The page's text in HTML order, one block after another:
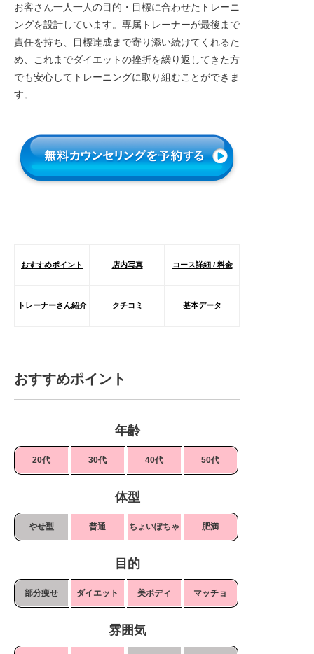
お客さん一人一人の目的・目標に合わせたトレーニ
ングを設計しています。専属トレーナーが最後まで
責任を持ち、目標達成まで寄り添い続けてくれるた
め、これまでダイエットの挫折を繰り返してきた方
でも安心してトレーニングに取り組むことができま
す。
おすすめポイント 店内写真 コース詳細 / 料金
トレーナーさん紹介 クチコミ 基本データ
おすすめポイント
年齢
20代 30代 40代 50代
体型
やせ型 普通 ちょいぽちゃ 肥満
目的
部分痩せ ダイエット 美ボディ マッチョ
雰囲気